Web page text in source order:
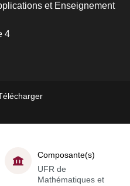
et Enseignement
4
Composante(s)
UFR de
Mathématiques et